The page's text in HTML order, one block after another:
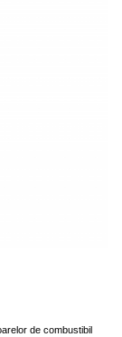
de combustibil